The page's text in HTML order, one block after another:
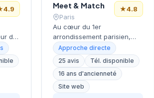
4.9
du
La
Meet & Match
Paris
★4.8
Au cœur du 1er
arrondissement parisien,
entre le Louvre et les Halles,
ce cabinet de recrutement
développe ses activités de
placement professionnel
depuis son adresse
Approche directe
25 avis
Tél. disponible
16 ans d'ancienneté
Site web